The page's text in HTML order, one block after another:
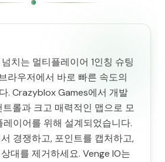
치는 멀티플레이어 1인칭 슈팅
라우저에서 바로 빠른 속도의
. Crazyblox Games에서 개발
롤과 크고 매력적인 맵으로 모
레이어를 위해 설계되었습니다.
경쟁하고, 포인트를 캡처하고,
대를 제거하세요. Venge IO는